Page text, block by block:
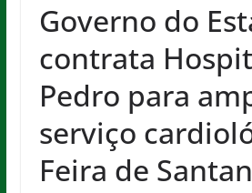
Governo do
contrata
Pedro para
serviço
Feira de